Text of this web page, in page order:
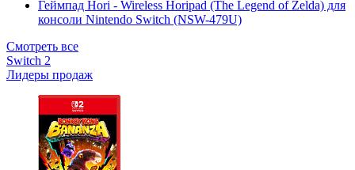
Геймпад Hori - Wireless Horipad (The Legend of Zelda) для
консоли Nintendo Switch (NSW-479U)
Смотреть все
Switch 2
Лидеры продаж